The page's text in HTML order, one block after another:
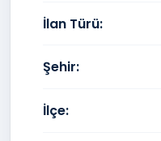
İlan Türü:
Şehir:
İlçe: